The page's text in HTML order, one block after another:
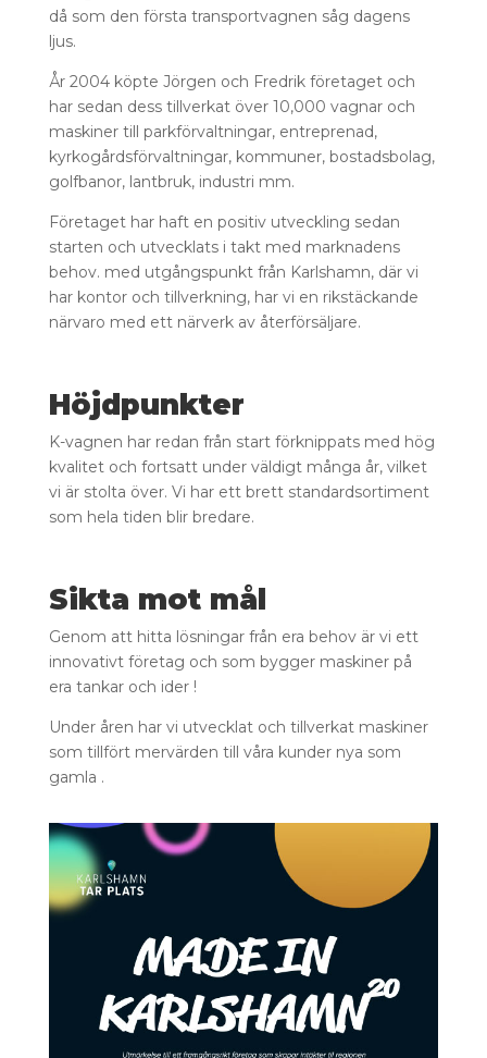
då som den första transportvagnen såg dagens
ljus.
År 2004 köpte Jörgen och Fredrik företaget och
har sedan dess tillverkat över 10,000 vagnar och
maskiner till parkförvaltningar, entreprenad,
kyrkogårdsförvaltningar, kommuner, bostadsbolag,
golfbanor, lantbruk, industri mm.
Företaget har haft en positiv utveckling sedan
starten och utvecklats i takt med marknadens
behov. med utgångspunkt från Karlshamn, där vi
har kontor och tillverkning, har vi en rikstäckande
närvaro med ett närverk av återförsäljare.
Höjdpunkter
K-vagnen har redan från start förknippats med hög
kvalitet och fortsatt under väldigt många år, vilket
vi är stolta över. Vi har ett brett standardsortiment
som hela tiden blir bredare.
Sikta mot mål
Genom att hitta lösningar från era behov är vi ett
innovativt företag och som bygger maskiner på
era tankar och ider !
Under åren har vi utvecklat och tillverkat maskiner
som tillfört mervärden till våra kunder nya som
gamla .